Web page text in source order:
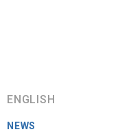
ENGLISH
NEWS